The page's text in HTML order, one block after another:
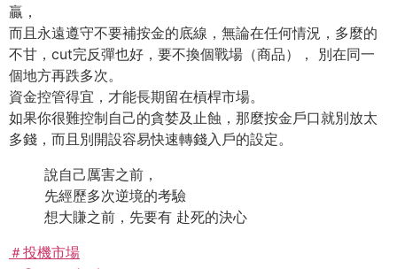
贏，
而且永遠遵守不要補按金的底線，無論在任何情況，多麼的
不甘，cut完反彈也好，要不換個戰場（商品）， 別在同一
個地方再跌多次。
資金控管得宜，才能長期留在槓桿市場。
如果你很難控制自己的貪婪及止蝕，那麼按金戶口就別放太
多錢，而且別開設容易快速轉錢入戶的設定。
說自己厲害之前，
先經歷多次逆境的考驗
想大賺之前，先要有 赴死的決心
＃投機市場